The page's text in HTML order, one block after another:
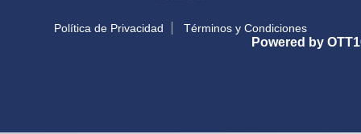
Política de Privacidad Términos y Condiciones
Powered by